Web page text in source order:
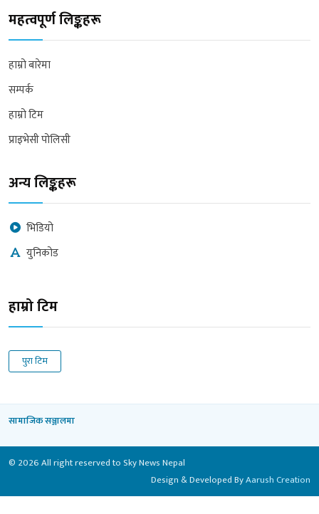
महत्वपूर्ण लिङ्कहरू
हाम्रो बारेमा
सम्पर्क
हाम्रो टिम
प्राइभेसी पोलिसी
अन्य लिङ्कहरू
भिडियो
युनिकोड
हाम्रो टिम
पुरा टिम
सामाजिक सञ्जालमा
© 2026 All right reserved to Sky News Nepal
Design & Developed ByAarush Creation